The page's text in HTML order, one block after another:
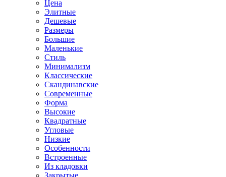
Цена
Элитные
Дешевые
Размеры
Большие
Маленькие
Стиль
Минимализм
Классические
Скандинавские
Современные
Форма
Высокие
Квадратные
Угловые
Низкие
Особенности
Встроенные
Из кладовки
Закрытые